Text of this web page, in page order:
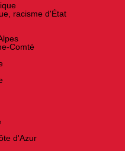
racisme d'État
Comté
d'Azur